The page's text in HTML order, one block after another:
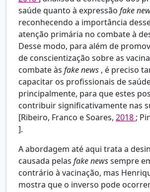
saúde quanto à expressão fake
reconhecendo a importância
atenção primária no combate à
Desse modo, para além de
de conscientização sobre as
combate às fake news , é preciso
capacitar os profissionais de
principalmente, para que estes
contribuir significativamente nas
[Ribeiro, Franco e Soares, 2018 ;
].
A abordagem até aqui trata a
causada pelas fake newssempre
contrário à vacinação, mas
mostra que o inverso pode